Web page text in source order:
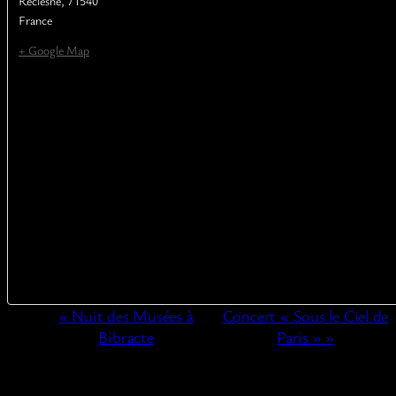
France
+ Google Map
Navigation
Évènement
« Nuit des Musées à
Bibracte
Concert « Sous le Ciel de
Paris » »